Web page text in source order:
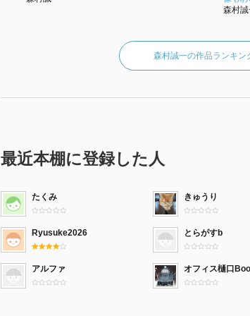
森村
森村誠一の作品ランキン
最近本棚に登録した人
たくみ きゅうり
Ryusuke2026 とらがすb
アルファ オフィス樋口